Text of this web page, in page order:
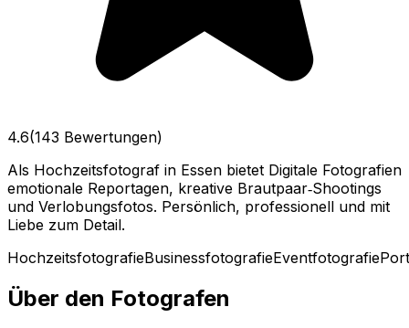
4.6(143 Bewertungen)
Als Hochzeitsfotograf in Essen bietet Digitale Fotografien
emotionale Reportagen, kreative Brautpaar‑Shootings
und Verlobungsfotos. Persönlich, professionell und mit
Liebe zum Detail.
HochzeitsfotografieBusinessfotografieEventfotografie
Über den Fotografen